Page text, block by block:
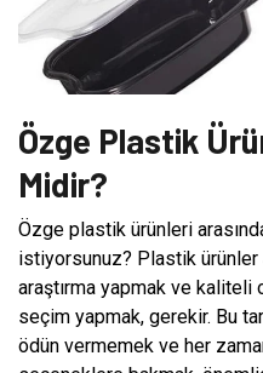
Özge Plastik
Midir?
Özge plastik ürünleri
istiyorsunuz? Plastik ürünler
araştırma yapmak ve kaliteli
seçim yapmak, gerekir. Bu
ödün vermemek ve her